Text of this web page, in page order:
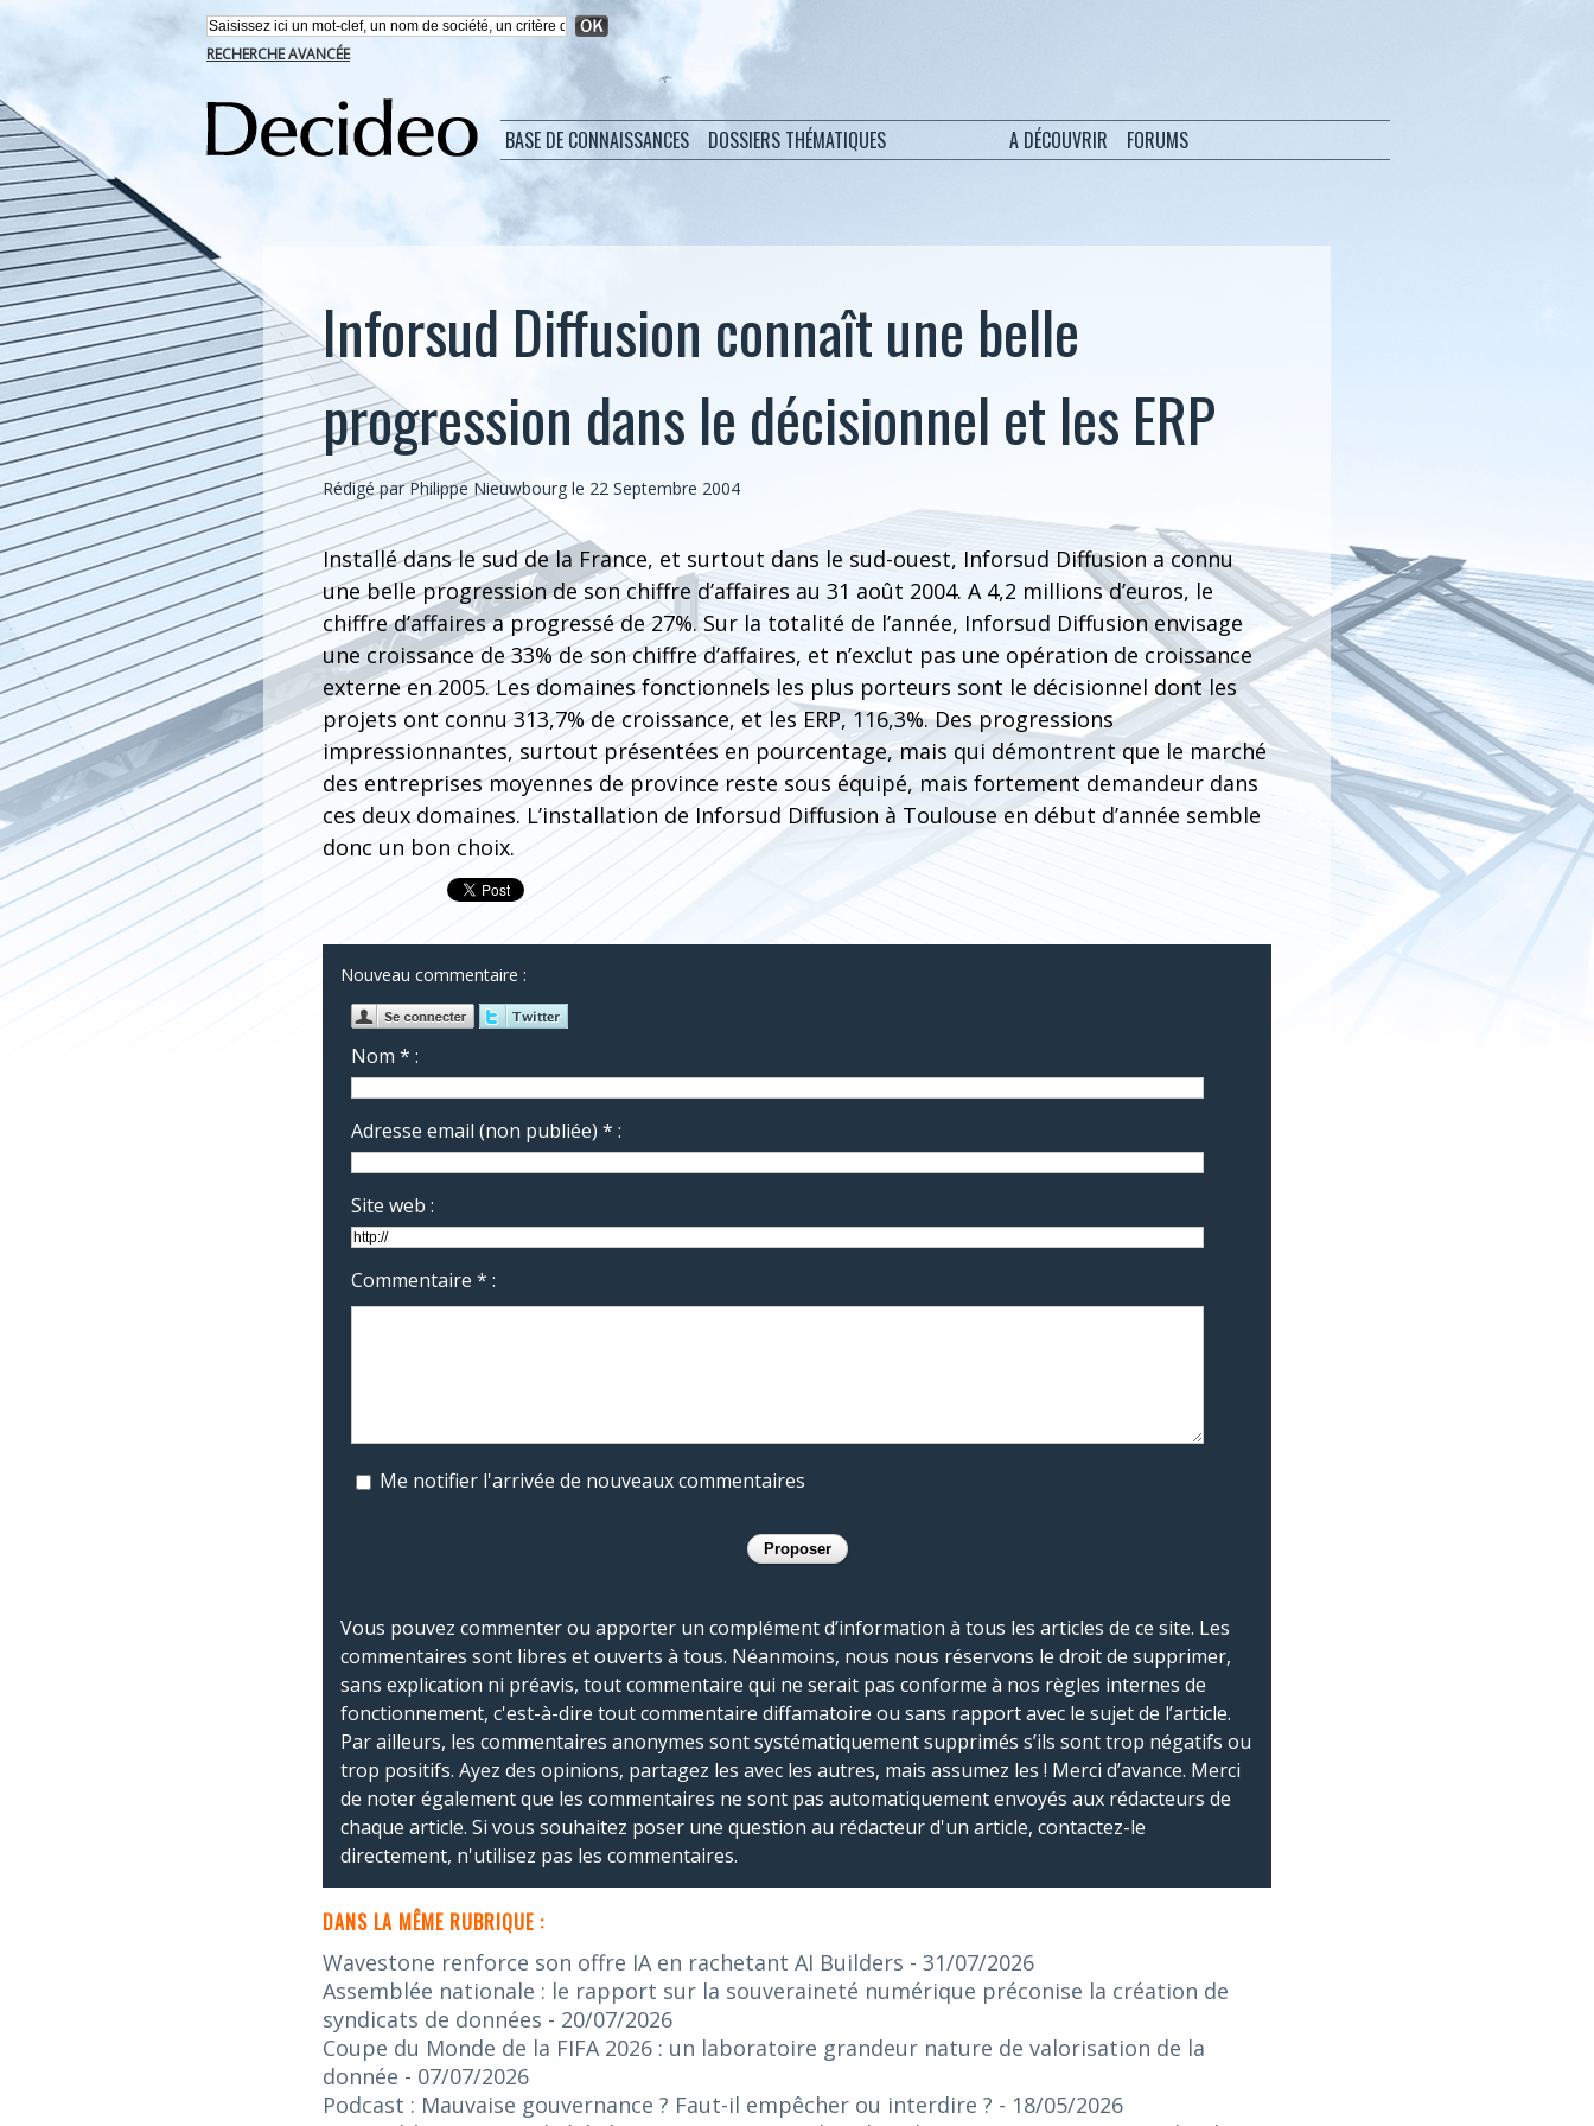
RECHERCHE AVANCÉE
BASE DE CONNAISSANCES DOSSIERS THÉMATIQUES A DÉCOUVRIR FORUMS
Inforsud Diffusion connaît une belle
progression dans le décisionnel et les ERP
Rédigé parPhilippe Nieuwbourgle 22 Septembre 2004
Installé dans le sud de la France, et surtout dans le sud-ouest, Inforsud Diffusion a connu
une belle progression de son chiffre d’affaires au 31 août 2004. A 4,2 millions d’euros, le
chiffre d’affaires a progressé de 27%. Sur la totalité de l’année, Inforsud Diffusion envisage
une croissance de 33% de son chiffre d’affaires, et n’exclut pas une opération de croissance
externe en 2005. Les domaines fonctionnels les plus porteurs sont le décisionnel dont les
projets ont connu 313,7% de croissance, et les ERP, 116,3%. Des progressions
impressionnantes, surtout présentées en pourcentage, mais qui démontrent que le marché
des entreprises moyennes de province reste sous équipé, mais fortement demandeur dans
ces deux domaines. L’installation de Inforsud Diffusion à Toulouse en début d’année semble
donc un bon choix.
Nouveau commentaire :
Nom * :
Adresse email (non publiée) * :
Site web :
Commentaire * :
Me notifier l'arrivée de nouveaux commentaires
Vous pouvez commenter ou apporter un complément d’information à tous les articles de ce site. Les
commentaires sont libres et ouverts à tous. Néanmoins, nous nous réservons le droit de supprimer,
sans explication ni préavis, tout commentaire qui ne serait pas conforme à nos règles internes de
fonctionnement, c'est-à-dire tout commentaire diffamatoire ou sans rapport avec le sujet de l’article.
Par ailleurs, les commentaires anonymes sont systématiquement supprimés s’ils sont trop négatifs ou
trop positifs. Ayez des opinions, partagez les avec les autres, mais assumez les ! Merci d’avance. Merci
de noter également que les commentaires ne sont pas automatiquement envoyés aux rédacteurs de
chaque article. Si vous souhaitez poser une question au rédacteur d'un article, contactez-le
directement, n'utilisez pas les commentaires.
DANS LA MÊME RUBRIQUE :
Wavestone renforce son offre IA en rachetant AI Builders - 31/07/2026
Assemblée nationale : le rapport sur la souveraineté numérique préconise la création de
syndicats de données - 20/07/2026
Coupe du Monde de la FIFA 2026 : un laboratoire grandeur nature de valorisation de la
donnée - 07/07/2026
Podcast : Mauvaise gouvernance ? Faut-il empêcher ou interdire ? - 18/05/2026